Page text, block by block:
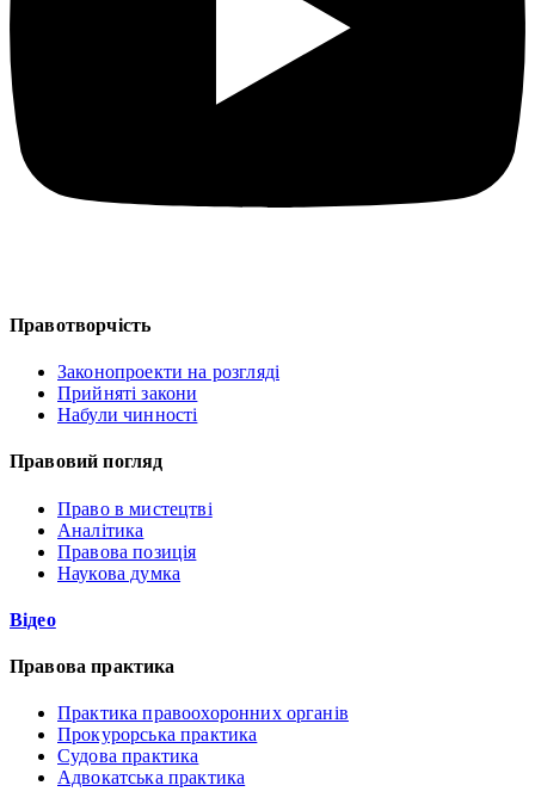
Правотворчість
Законопроекти на розгляді
Прийняті закони
Набули чинності
Правовий погляд
Право в мистецтві
Аналітика
Правова позиція
Наукова думка
Відео
Правова практика
Практика правоохоронних органів
Прокурорська практика
Судова практика
Адвокатська практика